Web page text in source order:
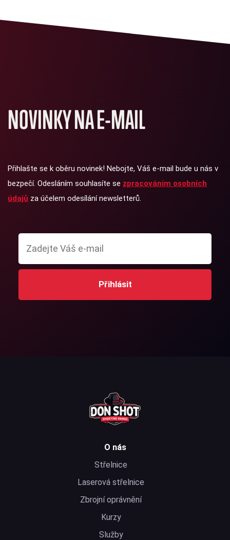
NOVINKY NA E-MAIL
Přihlašte se k oběru novinek! Nebojte, Váš e-mail bude u nás v
bezpečí. Odesláním souhlasíte se zpracováním osobních
údajů za účelem odesílání newsletterů.
Přihlásit
O nás
Střelnice
Laserová střelnice
Zbrojní oprávnění
Kurzy
Služby